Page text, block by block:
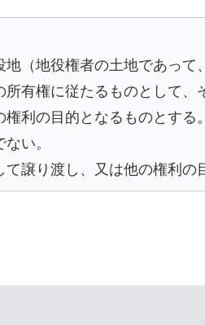
（地役権者の土地であって
有権に従たるものとして、
利の目的となるものとする
い。
譲り渡し、又は他の権利の